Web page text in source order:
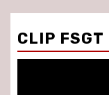
CLIP FSGT